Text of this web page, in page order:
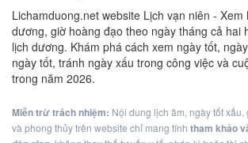
Lichamduong.net website Lịch vạn niên - Xem
dương, giờ hoàng đạo theo ngày tháng cả hai
lịch dương. Khám phá cách xem ngày tốt,
ngày tốt, tránh ngày xấu trong công việc và
trong năm 2026.
Miễn trừ trách nhiệm: Nội dung lịch âm, ngày tốt
và phong thủy trên website chỉ mang tính tham khảo